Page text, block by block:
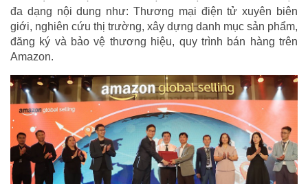
đa dạng nội dung như: Thương mại điện tử xuyên biên
giới, nghiên cứu thị trường, xây dựng danh mục sản phẩm,
đăng ký và bảo vệ thương hiệu, quy trình bán hàng trên
Amazon.